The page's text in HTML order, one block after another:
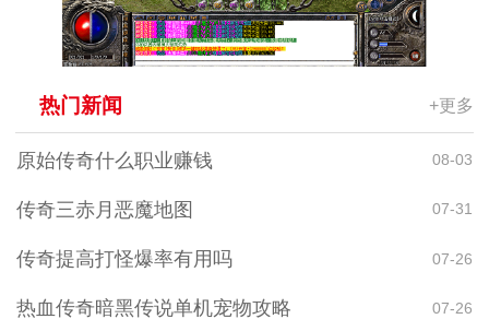
热门新闻 +更多
原始传奇什么职业赚钱 08-03
传奇三赤月恶魔地图 07-31
传奇提高打怪爆率有用吗 07-26
热血传奇暗黑传说单机宠物攻略 07-26